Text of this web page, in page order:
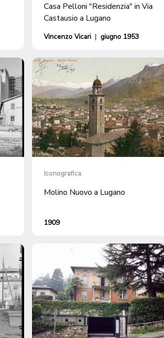
Casa Pelloni "Residenzia" in Via
Castausio a Lugano
Vincenzo Vicari | giugno 1953
Iconografica
Molino Nuovo a Lugano
1909